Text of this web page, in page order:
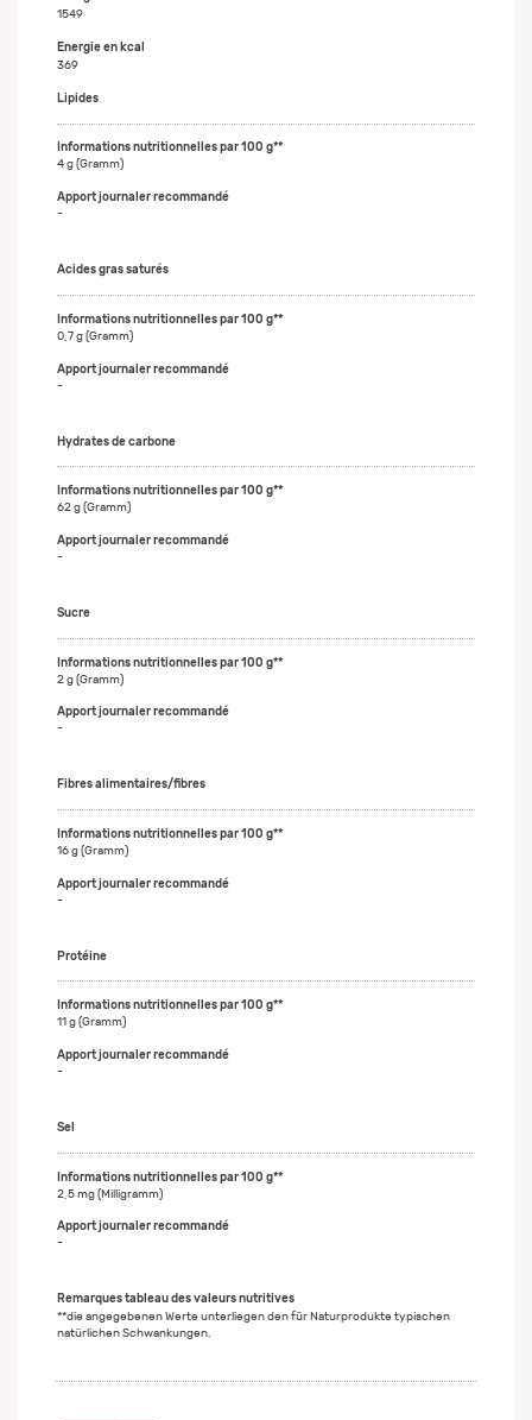
1549
Energie en kcal
369
Lipides
4 g (Gramm)
-
Acides gras saturés
0,7 g (Gramm)
-
Hydrates de carbone
62 g (Gramm)
-
Sucre
2 g (Gramm)
-
Fibres alimentaires/fibres
16 g (Gramm)
-
Protéine
11 g (Gramm)
-
Sel
2,5 mg (Milligramm)
-
Remarques tableau des valeurs nutritives
**die angegebenen Werte unterliegen den für Naturprodukte typischen
natürlichen Schwankungen.